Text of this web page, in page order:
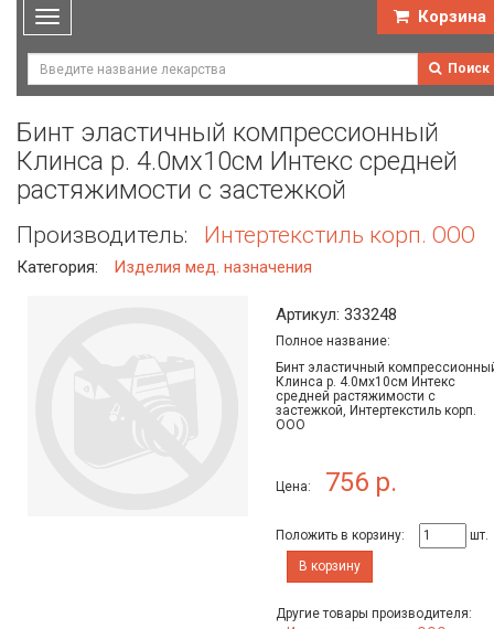
Toggle
navigation
Корзина
Поиск
Бинт эластичный компрессионный
Клинса р. 4.0мх10см Интекс средней
растяжимости с застежкой
Производитель: Интертекстиль корп. ООО
Категория: Изделия мед. назначения
Артикул: 333248
Полное название:
Бинт эластичный
Клинса р. 4.0мх10см Интекс
средней растяжимости с
застежкой, Интертекстиль корп.
ООО
Цена: 756 р.
Положить в корзину:
шт.
В корзину
Другие товары производителя: